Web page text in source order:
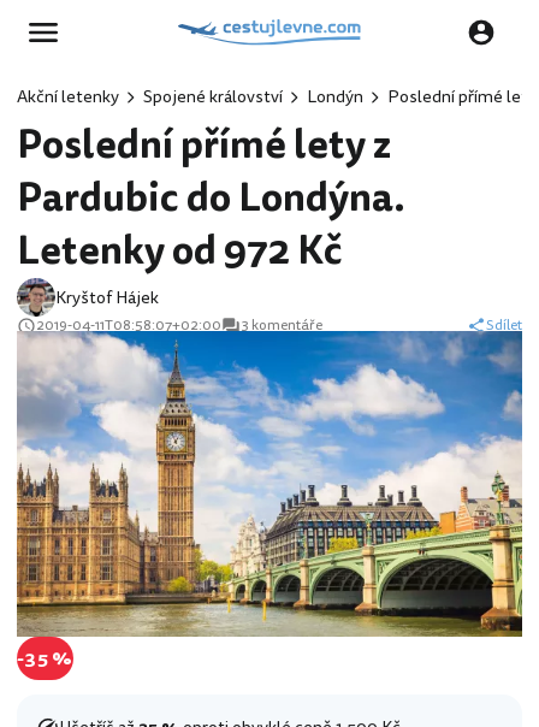
Akční letenky Spojené království Londýn Poslední přímé lety
Poslední přímé lety z
Pardubic do Londýna.
Letenky od 972 Kč
Kryštof Hájek
2019-04-11T08:58:07+02:00 3 komentáře Sdílet
-35 %